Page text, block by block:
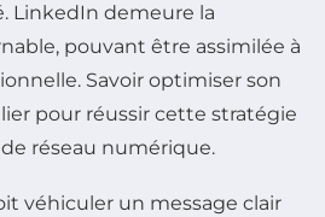
LinkedIn demeure la
pouvant être assimilée à
Savoir optimiser son
pour réussir cette stratégie
réseau numérique.
véhiculer un message clair